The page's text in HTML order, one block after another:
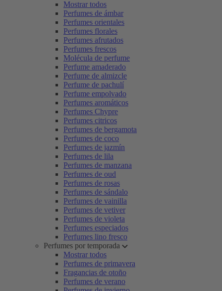
Mostrar todos
Perfumes de ámbar
Perfumes orientales
Perfumes florales
Perfumes afrutados
Perfumes frescos
Molécula de perfume
Perfume amaderado
Perfume de almizcle
Perfume de pachulí
Perfume empolvado
Perfumes aromáticos
Perfumes Chypre
Perfumes citricos
Perfumes de bergamota
Perfumes de coco
Perfumes de jazmín
Perfumes de lila
Perfumes de manzana
Perfumes de oud
Perfumes de rosas
Perfumes de sándalo
Perfumes de vainilla
Perfumes de vetiver
Perfumes de violeta
Perfumes especiados
Perfumes lino fresco
Perfumes por temporada
Mostrar todos
Perfumes de primavera
Fragancias de otoño
Perfumes de verano